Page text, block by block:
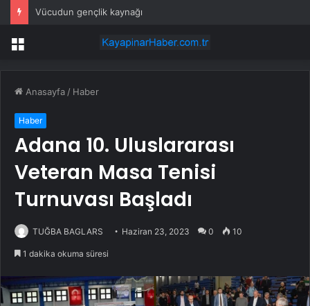
Vücudun gençlik kaynağı
Menü
Anasayfa / Haber
Haber
Adana 10. Uluslararası
Veteran Masa Tenisi
Turnuvası Başladı
TUĞBA BAGLARS Haziran 23, 2023 0 10
1 dakika okuma süresi